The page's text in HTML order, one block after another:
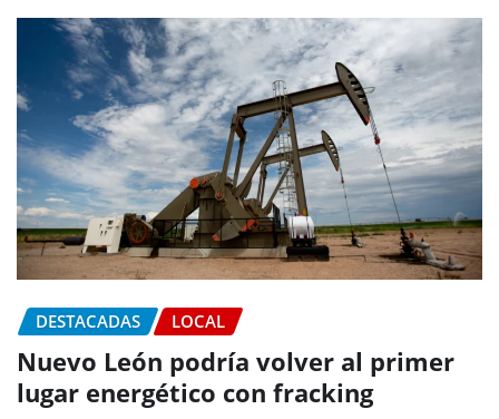
DESTACADAS LOCAL
Nuevo León podría volver al primer
lugar energético con fracking